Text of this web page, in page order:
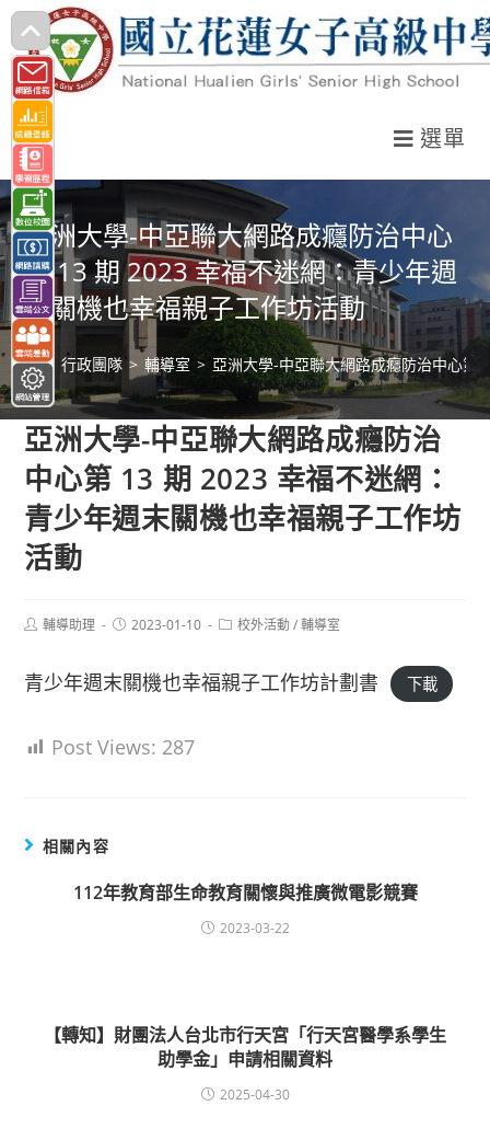
跳
轉
至
主
要
內
容
選單
亞洲大學-中亞聯大網路成癮防治中心
第 13 期 2023 幸福不迷網：青少年週
末關機也幸福親子工作坊活動
> 行政團隊 > 輔導室 > 亞洲大學-中亞聯大網路成癮防治中心第
亞洲大學-中亞聯大網路成癮防治
中心第 13 期 2023 幸福不迷網：
青少年週末關機也幸福親子工作坊
活動
Post輔導助理
Post2023-01-10
Post校外活動 / 輔導室
青少年週末關機也幸福親子工作坊計劃書 下載
Post Views: 287
相關內容
112年教育部生命教育關懷與推廣微電影競賽
2023-03-22
【轉知】財團法人台北市行天宮「行天宮醫學系學生
助學金」申請相關資料
2025-04-30